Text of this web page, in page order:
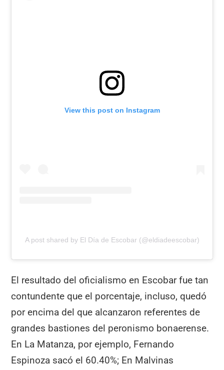
View this post on Instagram
A post shared by El Día de Escobar (@eldiadeescobar)
El resultado del oficialismo en Escobar fue tan
contundente que el porcentaje, incluso, quedó
por encima del que alcanzaron referentes de
grandes bastiones del peronismo bonaerense.
En La Matanza, por ejemplo, Fernando
Espinoza sacó el 60.40%; En Malvinas